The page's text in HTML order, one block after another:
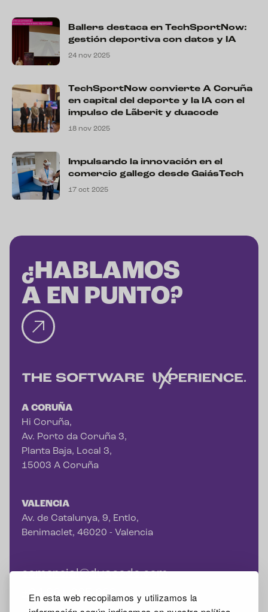
En esta web recopilamos y utilizamos la
Ballers destaca en TechSportNow:
gestión deportiva con datos y IA
24 nov 2025
TechSportNow convierte A Coruña
en capital del deporte y la IA con el
impulso de Lãberit y duacode
18 nov 2025
Impulsando la innovación en el
comercio gallego desde GaiásTech
17 oct 2025
¿HABLAMOS
A EN PUNTO?
A CORUÑA
Hi Coruña,
Av. Porto da Coruña 3,
Planta Baja, Local 3,
15003 A Coruña
VALENCIA
Av. de Catalunya, 9, Entlo,
Benimaclet, 46020 - Valencia
comercial@duacode.com
+34 981 065 089